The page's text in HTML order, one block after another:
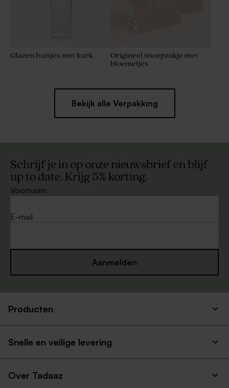
Glazen buisjes met kurk
Origineel snoepzakje met
bloemetjes
Bekijk alle Verpakking
Schrijf je in op onze nieuwsbrief en blijf
up to date. Krijg 5% korting.
Voornaam
E-mail
Aanmelden
Producten
Snelle en veilige levering
Over Tadaaz